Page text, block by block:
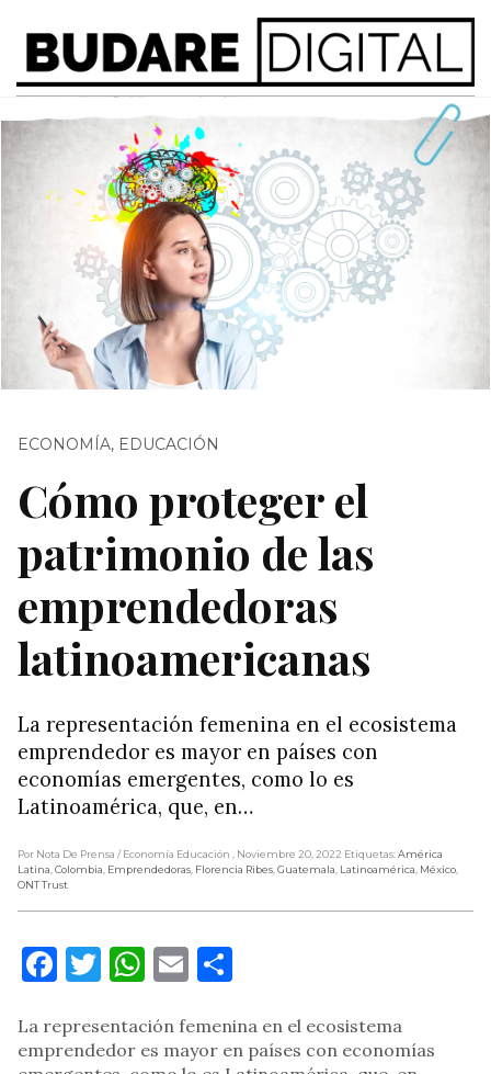
ECONOMÍA, EDUCACIÓN
Cómo proteger el
patrimonio de las
emprendedoras
latinoamericanas
La representación femenina en el ecosistema
emprendedor es mayor en países con
economías emergentes, como lo es
Latinoamérica, que, en…
Por Nota De Prensa / Economía Educación , Noviembre 20, 2022 Etiquetas:América
Latina,Colombia, Emprendedoras, Florencia Ribes,Guatemala, Latinoamérica, México,
ONT Trust
Facebook
Twitter
WhatsApp
Email
La representación femenina en el ecosistema
emprendedor es mayor en países con economías